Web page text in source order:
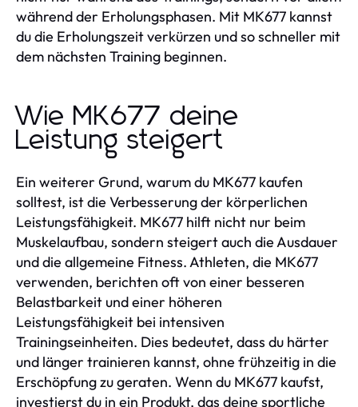
während der Erholungsphasen. Mit MK677 kannst
du die Erholungszeit verkürzen und so schneller mit
dem nächsten Training beginnen.
Wie MK677 deine
Leistung steigert
Ein weiterer Grund, warum du MK677 kaufen
solltest, ist die Verbesserung der körperlichen
Leistungsfähigkeit. MK677 hilft nicht nur beim
Muskelaufbau, sondern steigert auch die Ausdauer
und die allgemeine Fitness. Athleten, die MK677
verwenden, berichten oft von einer besseren
Belastbarkeit und einer höheren
Leistungsfähigkeit bei intensiven
Trainingseinheiten. Dies bedeutet, dass du härter
und länger trainieren kannst, ohne frühzeitig in die
Erschöpfung zu geraten. Wenn du MK677 kaufst,
investierst du in ein Produkt, das deine sportliche